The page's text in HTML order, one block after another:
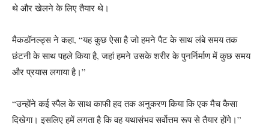
थे और खेलने के लिए तैयार थे।
मैकडॉनल्ड्स ने कहा, “यह कुछ ऐसा है जो हमने पैट के साथ लंबे समय तक
छंटनी के साथ पहले किया है, जहां हमने उसके शरीर के पुनर्निर्माण में कुछ समय
और प्रयास लगाया है।”
“उन्होंने कई स्पैल के साथ काफी हद तक अनुकरण किया कि एक मैच कैसा
दिखेगा। इसलिए हमें लगता है कि वह यथासंभव सर्वोत्तम रूप से तैयार होंगे।”